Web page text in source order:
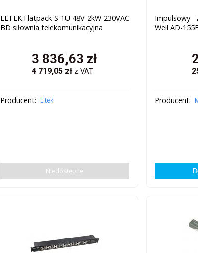
ELTEK Flatpack S 1U 48V 2kW 230VAC
BD siłownia telekomunikacyjna
3 836,63 zł
4 719,05 zł z VAT
Producent: Eltek
Niedostępne
Impulsowy
Well AD-
Producent: